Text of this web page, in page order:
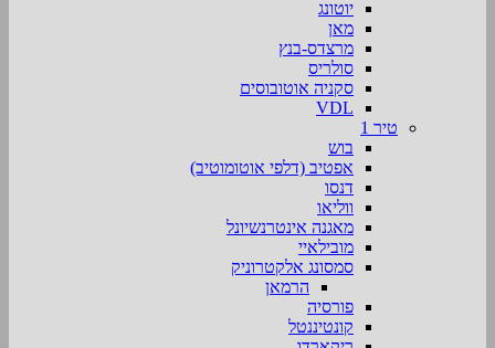
יוטונג
מאן
מרצדס-בנץ
סולריס
סקניה אוטובוסים
VDL
טיר 1
בוש
אפטיב (דלפי אוטומוטיב)
דנסו
ווליאו
מאגנה אינטרנשיונל
מובילאיי
סמסונג אלקטרוניק
הרמאן
פורסיה
קונטיננטל